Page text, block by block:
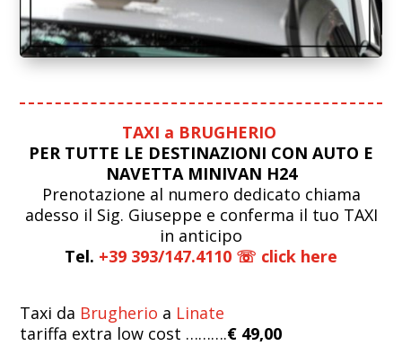
TAXI a BRUGHERIO
PER TUTTE LE DESTINAZIONI CON AUTO E
NAVETTA MINIVAN H24
Prenotazione al numero dedicato chiama
adesso il Sig. Giuseppe e conferma il tuo TAXI
in anticipo
Tel. +39 393/147.4110 ☏ click here
Taxi da Brugherio a Linate
tariffa extra low cost ……….€ 49,00